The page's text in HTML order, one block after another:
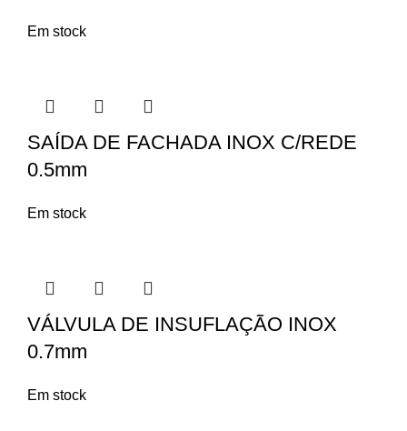
Em stock
SAÍDA DE FACHADA INOX C/REDE
0.5mm
Em stock
VÁLVULA DE INSUFLAÇÃO INOX
0.7mm
Em stock